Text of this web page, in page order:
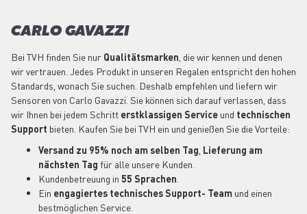
CARLO GAVAZZI
Bei TVH finden Sie nur Qualitätsmarken , die wir kennen und denen
wir vertrauen. Jedes Produkt in unseren Regalen entspricht den hohen
Standards, wonach Sie suchen. Deshalb empfehlen und liefern wir
Sensoren von Carlo Gavazzi. Sie können sich darauf verlassen, dass
wir Ihnen bei jedem Schritt erstklassigen Service und technischen
Support bieten. Kaufen Sie bei TVH ein und genießen Sie die Vorteile:
Versand zu 95% noch am selben Tag Lieferung am
nächsten Tag für alle unsere Kunden.
Kundenbetreuung in 55 Sprachen
Ein engagiertes technisches Support- Team und einen
bestmöglichen Service.